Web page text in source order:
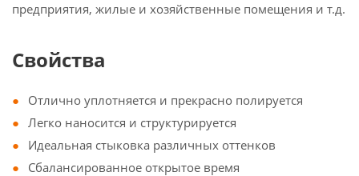
предприятия, жилые и хозяйственные помещения и т.д.
Свойства
Отлично уплотняется и прекрасно полируется
Легко наносится и структурируется
Идеальная стыковка различных оттенков
Сбалансированное открытое время